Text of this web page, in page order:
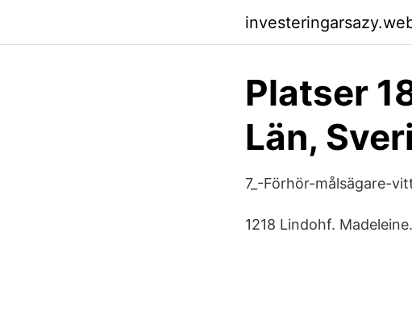
Platser
Län,
7_-Förhör-målsägare-
1218 Lindohf.